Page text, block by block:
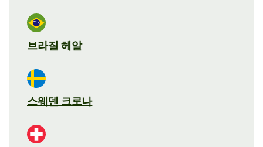
브라질 헤알
스웨덴 크로나